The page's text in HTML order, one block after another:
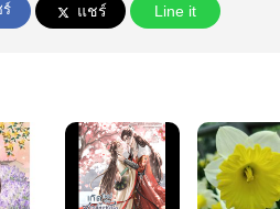
แชร์ Line it